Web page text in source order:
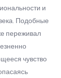
и
Подобные
переживал
чувство